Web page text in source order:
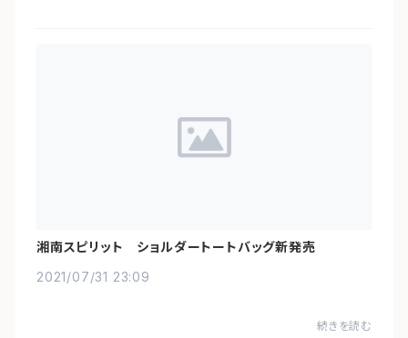
湘南スピリット ショルダートートバッグ新発売
2021/07/31 23:09
続きを読む